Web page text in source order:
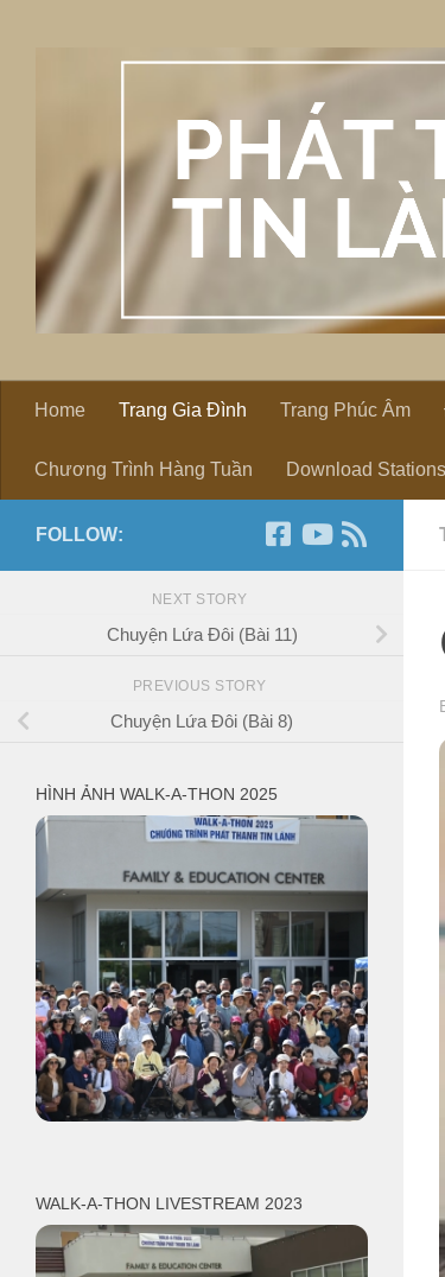
Home Trang Gia Đình Trang Phúc Âm
Chương Trình Hàng Tuần Download Stations
FOLLOW:
NEXT STORY
Chuyện Lứa Đôi (Bài 11)
PREVIOUS STORY
Chuyện Lứa Đôi (Bài 8)
HÌNH ẢNH WALK-A-THON 2025
WALK-A-THON LIVESTREAM 2023